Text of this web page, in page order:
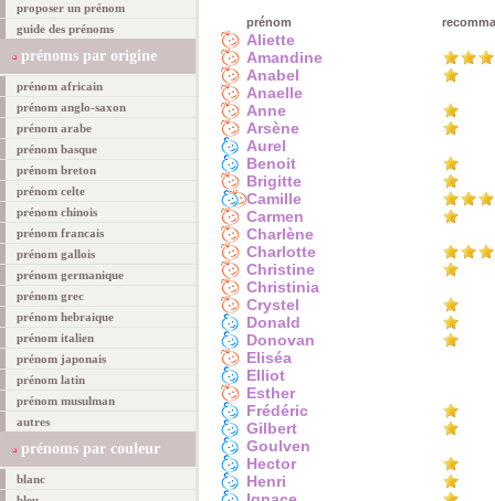
proposer un prénom
guide des prénoms
prénoms par origine
prénom africain
prénom anglo-saxon
prénom arabe
prénom basque
prénom breton
prénom celte
prénom chinois
prénom francais
prénom gallois
prénom germanique
prénom grec
prénom hebraique
prénom italien
prénom japonais
prénom latin
prénom musulman
autres
prénoms par couleur
blanc
prénom
Aliette
Amandine
Anabel
Anaelle
Anne
Arsène
Aurel
Benoit
Brigitte
Camille
Carmen
Charlène
Charlotte
Christine
Christinia
Crystel
Donald
Donovan
Eliséa
Elliot
Esther
Frédéric
Gilbert
Goulven
Hector
Henri